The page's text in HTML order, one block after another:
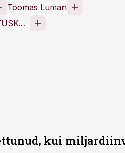
Toomas Luman
EESTI KAUBANDUS-TÖÖSTUSKODA MTÜ
kui